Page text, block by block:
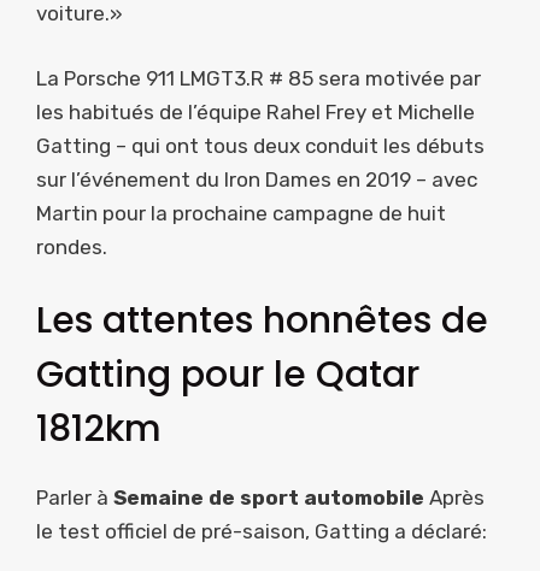
voiture.»
La Porsche 911 LMGT3.R # 85 sera motivée par
les habitués de l’équipe Rahel Frey et Michelle
Gatting – qui ont tous deux conduit les débuts
sur l’événement du Iron Dames en 2019 – avec
Martin pour la prochaine campagne de huit
rondes.
Les attentes honnêtes de
Gatting pour le Qatar
1812km
Parler à Semaine de sport automobile Après
le test officiel de pré-saison, Gatting a déclaré: